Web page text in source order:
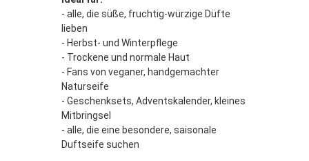
- alle, die süße, fruchtig-würzige Düfte
lieben
- Herbst- und Winterpflege
- Trockene und normale Haut
- Fans von veganer, handgemachter
Naturseife
- Geschenksets, Adventskalender, kleines
Mitbringsel
- alle, die eine besondere, saisonale
Duftseife suchen